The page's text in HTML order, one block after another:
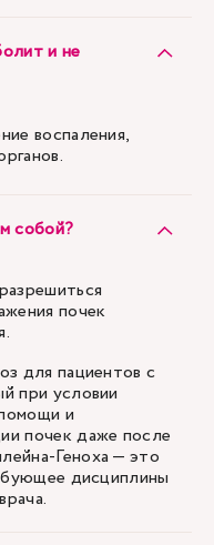
и не
воспаления,
собой?
почек
для пациентов с
при условии
и
почек даже после
Геноха — это
дисциплины